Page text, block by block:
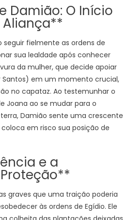
Damião: O Início
seguir fielmente as ordens de
sua lealdade após conhecer
da mulher, que decide apoiar
Santos) em um momento crucial,
no capataz. Ao testemunhar o
Joana ao se mudar para o
Damião sente uma crescente
em risco sua posição de
e a
graves que uma traição poderia
às ordens de Egídio. Ele